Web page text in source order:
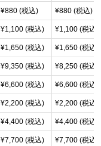
¥880 (税込) ¥880 (税込)
¥1,100 (税込) ¥1,100 (税込)
¥1,650 (税込) ¥1,650 (税込)
¥9,350 (税込) ¥8,250 (税込)
¥6,600 (税込) ¥6,600 (税込)
¥2,200 (税込) ¥2,200 (税込)
¥4,400 (税込) ¥4,400 (税込)
¥7,700 (税込) ¥7,700 (税込)